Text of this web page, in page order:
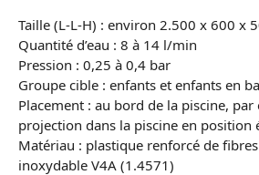
Taille (L-L-H) : environ 2.500 x 600 x
Quantité d’eau : 8 à 14 l/min
Pression : 0,25 à 0,4 bar
Groupe cible : enfants et enfants en
Placement : au bord de la piscine, par
projection dans la piscine en position
Matériau : plastique renforcé de
inoxydable V4A (1.4571)